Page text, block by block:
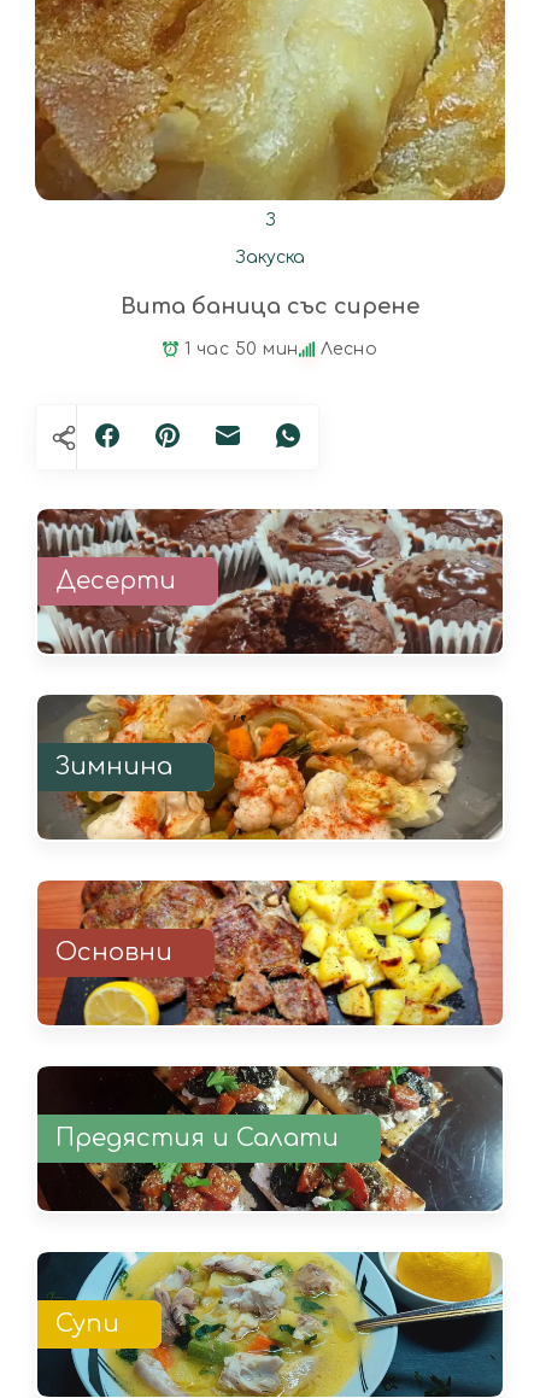
З
Закуска
Вита баница със сирене
1 час 50 мин Лесно
Десерти
Зимнина
Основни
Предястия и Салати
Супи